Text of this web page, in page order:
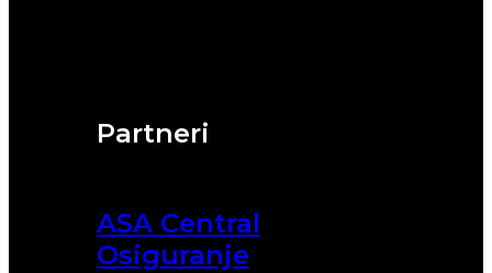
Partneri
ASA Central
Osiguranje